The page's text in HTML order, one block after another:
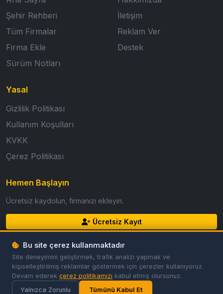
Şehir Rehberi
Tüm Firmalar
Firma Ekle
Sürüm Notları
İletişim
Reklam Ver
Destek
Yasal
Gizlilik Politikası
Kullanım Koşulları
KVKK
Çerez Politikası
Hemen Başlayın
Ücretsiz kaydolun, firmanızı ekleyin.
Ücretsiz Kayıt
Giriş Yap
© 2026 GoldFirma. Tüm hakları saklıdır.
GizlilikKoşullarÇerezler Çerez Tercihleri
Bu site çerez kullanmaktadır
Site deneyimini geliştirmek, trafik analizi yapmak ve
kişiselleştirilmiş reklamlar göstermek için çerezler kullanıyoruz.
Devam ederek çerez politikamızı kabul etmiş olursunuz.
Yalnızca Zorunlu
Tümünü Kabul Et